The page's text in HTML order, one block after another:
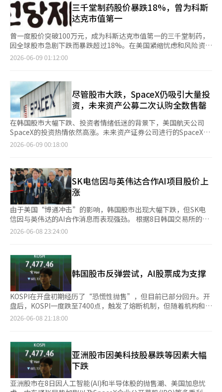
分别连续下跌了3个交易日和4个交易日。 市场的关注点在于，近
期的调整是否是半导体行业的峰值信号，还是在上升趋势中的短暂
喘息。专家们普遍认为，目前尚未到担忧行业恶化的阶段。 韩志
英，来自Kiwoom证券的研究员表示：“美国半导体股的暴跌并不
能简单归因于内存周期的峰值或人工智能（AI）需求的减缓，而是
由于这些行业的股价暴涨和集中现象加剧所带来的疲惫感和供需压
力，加上美国市场利率因就业意外上升而提供了调整的理由。”
SK证券将近期股价调整视为买入机会，维持三星电子和SK海力士
的目标价分别为61万韩元和400万韩元。NH投资证券也将三星电
子的目标价从49万韩元上调至53万韩元，将SK海力士的目标价从
310万韩元上调至320万韩元。 韩东熙，SK证券的研究员强
调：“在AI时代，内存的结构性瓶颈、地位提升以及内存厂商的业
绩强劲并不是短期内会改变的价值。”柳永浩，NH投资证券的研
究员指出：“随着AI的普及，各种部件都出现了瓶颈，尤其是半导
体的需求增长速度超过了供应。” 黄仁勋，英伟达首席执行官当
务正处于繁荣期。我们刚刚开始构建AI基础设施，未来非常光
明。” 尽管如此，仍需警惕短期内波动性扩大可能性。金志贤，
Daol投资证券的研究员指出：“由于半导体高估值的压力以及对
油价和中间品物价上涨的担忧积累，因此在6月和7月需要注意波动
性。”※ 本报道经人工智能（AI）系统翻译与编辑。
三千堂制药股价暴跌18%，曾为科斯
达克市值第一
曾一度股价突破100万元，成为科斯达克市值第一的三千堂制药，
因全球股市急剧下跌而暴跌超过18%。在美国紧缩忧虑和风险资产
回避情绪蔓延的背景下，近期上涨幅度较大的制药与生物科技股遭
3000元）。当天股价以27万500元开盘，盘中一度跌至23万8500
元，跌幅扩大。 股价暴跌的原因在于美国紧缩忧虑和半导体股的
急剧下跌引发的全球风险资产回避情绪。美国5月非农就业数据超
出市场预期，导致市场对美联储降息的预期减弱，加上英伟达和美
光等科技股的暴跌，使得国内股市普遍出现抛售潮。 尤其是近期
股价大幅上涨的制药与生物科技行业，获利了结抛售集中，导致跌
幅扩大。三千堂制药今年以来表现出强劲的上涨势头，成为典型的
成长股，因此受到投资者情绪恶化的显著影响。 三千堂制药在3月
元，曾一度成为科斯达克市值第一。然而，随后因管理层推动和撤
回区块交易的过程，市场信心受到动摇，加上与美国合作伙伴的许
可协议的不确定性争议，使得股价转为下跌。 实际上，三千堂制
药的股价较3月创下的高点已下跌超过70%。此次暴跌使得市值大
幅缩水，作为科斯达克代表性成长股的地位也受到冲击。 证券界
认为，短期内市场波动性加大，可能会继续对高估值成长股施加卖
压。不过，三千堂制药的口服GLP-1业务和高收益产品比例提升带
来的业绩改善预期仍然被看好。※ 本报道经人工智能（AI）系统翻
2026-06-09 01:12:00
尽管股市大跌，SpaceX仍吸引大量投
资，未来资产公募二次认购全数售罄
在韩国股市大幅下跌、投资者情绪低迷的背景下，美国航天公司
SpaceX的投资热情依然高涨。未来资产证券公司进行的SpaceX公
募股二次认购在开始不到2分钟内便已售罄，相关的交易所交易基
认购，准备的额度在2分钟内全部消耗完毕。 此次认购是针对个人
和法人专业投资者的最后一次，计划募集金额为5亿美元，最低投
资金额为10万美元，最高投资金额为300万美元。此前在5日进行
的第一次认购也在约1分钟内完成了3亿美元的额度。 投资者的最
终分配额度预计将在SpaceX计划于12日上市时确定，未分配的金
额也将在同一时间进行退款。 SpaceX是由埃隆·马斯克领导的全
球最大民营航天公司，计划通过此次首次公开募股（IPO）筹集约
750亿美元。市场预计上市后其企业价值将达到1.75万亿美元，约
团与20多家全球投资银行共同参与了SpaceX IPO的承销团，未来
资产方面分配的最终额度预计将在11日确定。 此外，SpaceX的投
资热潮不仅限于公募股市场。根据韩国投资信托管理公司数据显
示，截至5日，最近一个月内，‘ACE美国航天科技主动ETF’的
个人净买入规模已达612亿韩元。该产品以新航天（民营航天开
发）企业为核心构建投资组合。韩国投资信托管理公司近期公开了
参与SpaceX IPO的事实，分析认为这导致了大量资金流入，尤其
是那些无法直接参与认购的投资者。 韩国投资信托管理公司计划
国投资全球航天技术及国防基金中。 证券行业认为，尽管全球股
市波动加大，韩国股市也经历了大幅调整，但对人工智能和航天产
业等未来成长型产业的投资需求依然强劲。 韩国投资信托管理公
司ETF部门负责人南永洙表示：“通过ACE美国航天科技主动ETF
可以间接参与SpaceX的IPO，参与IPO与上市后持有SpaceX的股份
是有明显区别的。”※ 本报道经人工智能（AI）系统翻译与编辑。
2026-06-09 00:18:00
SK电信因与英伟达合作AI项目股价上
涨
由于美国“博通冲击”的影响，韩国股市出现大幅下跌，但SK电
信因与英伟达的AI合作消息而表现强劲。 根据8日韩国交易所的数
据，截至下午2时12分，SK电信在韩国证券市场的股价上涨3800
管美国半导体股大幅下跌导致国内股市整体投资情绪低迷，SK电
信却在盘中持续强劲，展现出差异化的走势。 这一现象被解读为
与英伟达合作建设人工智能（AI）专用数据中心及扩大AI云业务的
消息刺激了投资者的信心。 当天，SK电信宣布，SK集团会长崔泰
源与英伟达首席执行官黄仁勋达成了共同推进AI云业务的协议。双
方计划基于英伟达的AI基础设施平台“DSX”建设AI专用数据中
心。 黄仁勋表示：“SK电信将通过英伟达DSX平台构建大规模AI
云，并为韩国及全球的企业和行业提供代理AI、企业AI和物理
2026-06-08 23:24:00
韩国股市反弹尝试，AI股票成为支撑
KOSPI在开盘初期经历了“恐慌性抛售”，但目前已部分回升。开
盘后，KOSPI一度跌至7400点，触发了熔断机制，但随着机构和个
人的低价买入，指数回升至7800点以上。特别是与英伟达的人工
KOSPI报7770.97点，较前一交易日下跌389.62点（4.77%）。当
天，KOSPI一度下跌超过8%，跌至7400点，触发了熔断机制和卖
出侧停，但随着时间推移，跌幅有所缩小。 在证券市场上，个人
和机构分别净买入6526亿韩元和4769亿韩元，而外国投资者则净
卖出1兆2492亿韩元。 半导体龙头股也逐渐摆脱了开盘初的跌势。
2026-06-08 21:18:00
亚洲股市因美科技股暴跌等因素大幅
下跌
亚洲股市在8日因人工智能(AI)和半导体股的抛售潮、美国加息忧